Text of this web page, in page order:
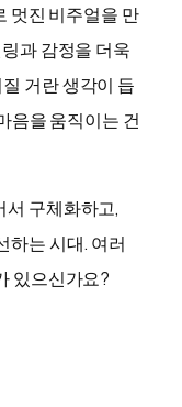
멋진 비주얼을 만
과 감정을 더욱
거란 생각이 듭
음을 움직이는 건
구체화하고,
하는 시대. 여러
있으신가요?